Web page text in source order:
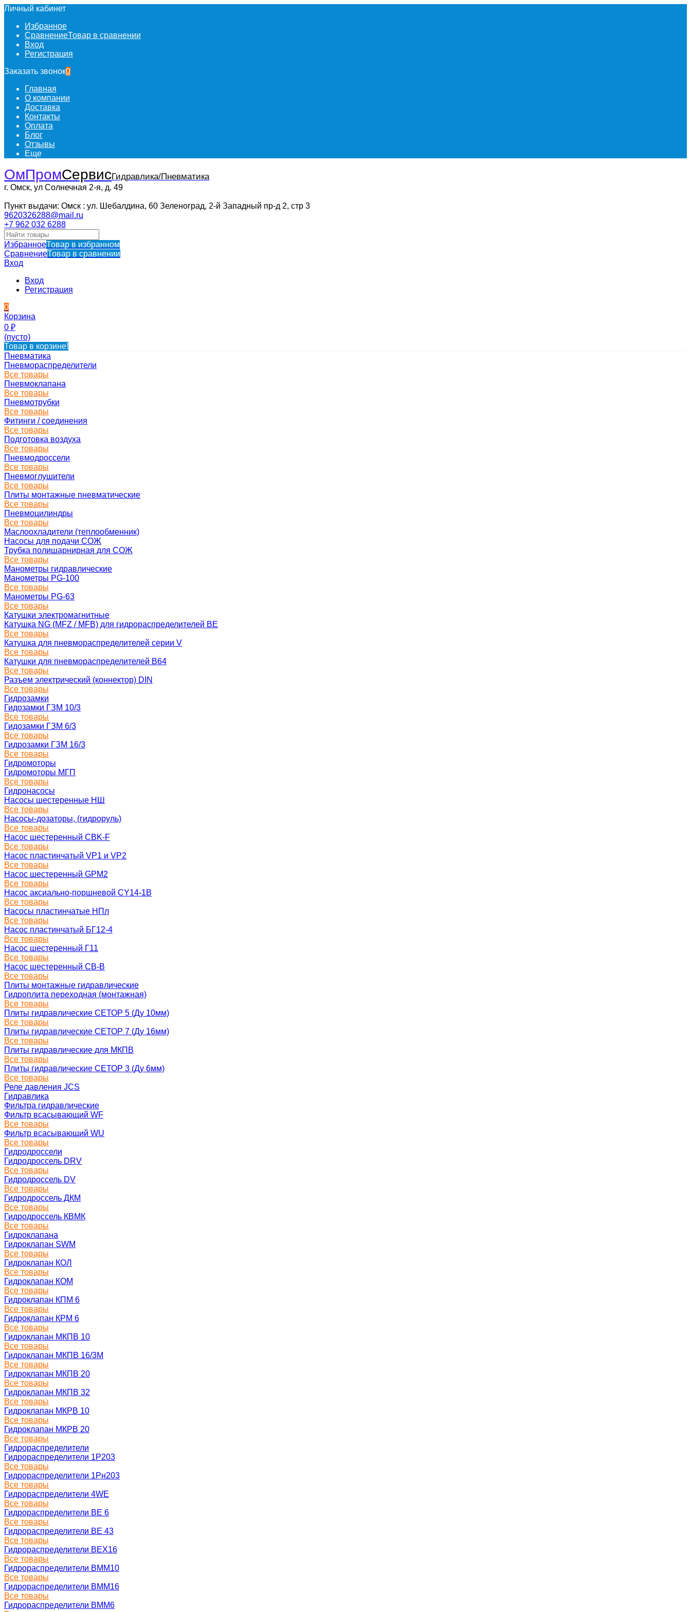
Личный кабинет
Избранное
СравнениеТовар в сравнении
Вход
Регистрация
Заказать звонок0
Главная
О компании
Доставка
Контакты
Оплата
Блог
Отзывы
Еще
ОмПромСервисГидравлика/Пневматика
г. Омск, ул Солнечная 2-я, д. 49
Пункт выдачи: Омск : ул. Шебалдина, 60 Зеленоград, 2-й Западный пр-д 2, стр 3
9620326288@mail.ru
+7 962 032 6288
ИзбранноеТовар в избранном
СравнениеТовар в сравнении
Вход
Вход
Регистрация
0
Корзина
0 ₽
(пусто)
Товар в корзине!
Пневматика
Пневмораспределители
Все товары
Пневмоклапана
Все товары
Пневмотрубки
Все товары
Фитинги / соединения
Все товары
Подготовка воздуха
Все товары
Пневмодроссели
Все товары
Пневмоглушители
Все товары
Плиты монтажные пневматические
Все товары
Пневмоцилиндры
Все товары
Маслоохладители (теплообменник)
Насосы для подачи СОЖ
Трубка полишарнирная для СОЖ
Все товары
Манометры гидравлические
Манометры PG-100
Все товары
Манометры PG-63
Все товары
Катушки электромагнитные
Катушка NG (MFZ / MFB) для гидрораспределителей ВЕ
Все товары
Катушка для пневмораспределителей серии V
Все товары
Катушки для пневмораспределителей В64
Все товары
Разъем электрический (коннектор) DIN
Все товары
Гидрозамки
Гидозамки ГЗМ 10/3
Все товары
Гидозамки ГЗМ 6/3
Все товары
Гидрозамки ГЗМ 16/3
Все товары
Гидромоторы
Гидромоторы МГП
Все товары
Гидронасосы
Насосы шестеренные НШ
Все товары
Насосы-дозаторы, (гидроруль)
Все товары
Насос шестеренный CBK-F
Все товары
Насос пластинчатый VP1 и VP2
Все товары
Насос шестеренный GPM2
Все товары
Насос аксиально-поршневой CY14-1B
Все товары
Насосы пластинчатые НПл
Все товары
Насос пластинчатый БГ12-4
Все товары
Насос шестеренный Г11
Все товары
Насос шестеренный СВ-В
Все товары
Плиты монтажные гидравлические
Гидроплита переходная (монтажная)
Все товары
Плиты гидравлические СЕТОР 5 (Ду 10мм)
Все товары
Плиты гидравлические СЕТОР 7 (Ду 16мм)
Все товары
Плиты гидравлические для МКПВ
Все товары
Плиты гидравлические СЕТОР 3 (Ду 6мм)
Все товары
Реле давления JCS
Гидравлика
Фильтра гидравлические
Фильтр всасывающий WF
Все товары
Фильтр всасывающий WU
Все товары
Гидродроссели
Гидродроссель DRV
Все товары
Гидродроссель DV
Все товары
Гидродроссель ДКМ
Все товары
Гидродроссель КВМК
Все товары
Гидроклапана
Гидроклапан SWM
Все товары
Гидроклапан КОЛ
Все товары
Гидроклапан КОМ
Все товары
Гидроклапан КПМ 6
Все товары
Гидроклапан КРМ 6
Все товары
Гидроклапан МКПВ 10
Все товары
Гидроклапан МКПВ 16/3М
Все товары
Гидроклапан МКПВ 20
Все товары
Гидроклапан МКПВ 32
Все товары
Гидроклапан МКРВ 10
Все товары
Гидроклапан МКРВ 20
Все товары
Гидрораспределители
Гидрораспределители 1Р203
Все товары
Гидрораспределители 1Рн203
Все товары
Гидрораспределители 4WE
Все товары
Гидрораспределители ВЕ 6
Все товары
Гидрораспределители ВЕ 43
Все товары
Гидрораспределители ВЕХ16
Все товары
Гидрораспределители ВММ10
Все товары
Гидрораспределители ВММ16
Все товары
Гидрораспределители ВММ6